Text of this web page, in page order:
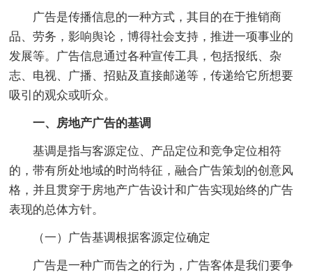
广告是传播信息的一种方式，其目的在于推销商
品、劳务，影响舆论，博得社会支持，推进一项事业的
发展等。广告信息通过各种宣传工具，包括报纸、杂
志、电视、广播、招贴及直接邮递等，传递给它所想要
吸引的观众或听众。
一、房地产广告的基调
基调是指与客源定位、产品定位和竞争定位相符
的，带有所处地域的时尚特征，融合广告策划的创意风
格，并且贯穿于房地产广告设计和广告实现始终的广告
表现的总体方针。
（一）广告基调根据客源定位确定
广告是一种广而告之的行为，广告客体是我们要争